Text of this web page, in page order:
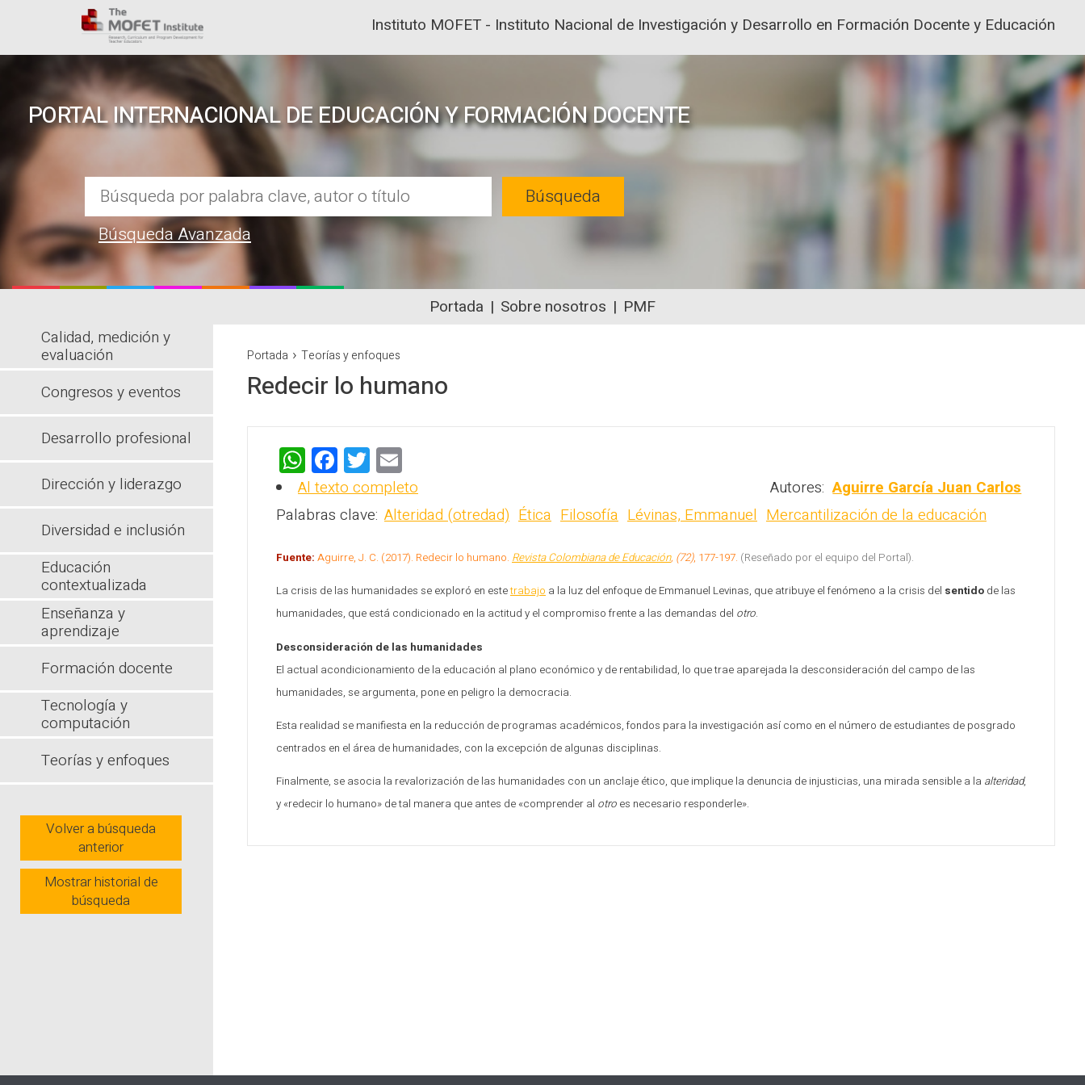
Instituto MOFET - Instituto Nacional de Investigación y Desarrollo en Formación Docente y Educación
PORTAL INTERNACIONAL DE EDUCACIÓN Y FORMACIÓN DOCENTE
REPOSITORIO EN LÍNEA DE CONTENIDOS ACADÉMICOS SOBRE EDUCACIÓN Y FORMACIÓN DEL
Búsqueda
Búsqueda Avanzada
Portada Sobre nosotros PMF
Portada › Teorías y enfoques
Redecir lo humano
W
h
at
A
p
p
F
a
ce
o
o
k
T
wi
tt
m
ai
Autores: Aguirre García Juan Carlos
Palabras clave: Alteridad (otredad) Ética Filosofía Lévinas, Emmanuel Mercantilización de la educación
Al texto completo
Fuente: Aguirre, J. C. (2017). Redecir lo humano. Revista Colombiana de Educación, (72), 177-197. (Reseñado por el equipo del Portal).
La crisis de las humanidades se exploró en estetrabajo a la luz del enfoque de Emmanuel Levinas, que atribuye el fenómeno a la crisis del sentido de las
humanidades, que está condicionado en la actitud y el compromiso frente a las demandas del otro.
Desconsideración de las humanidades
El actual acondicionamiento de la educación al plano económico y de rentabilidad, lo que trae aparejada la desconsideración del campo de las
humanidades, se argumenta, pone en peligro la democracia.
Esta realidad se manifiesta en la reducción de programas académicos, fondos para la investigación así como en el número de estudiantes de posgrado
centrados en el área de humanidades, con la excepción de algunas disciplinas.
Finalmente, se asocia la revalorización de las humanidades con un anclaje ético, que implique la denuncia de injusticias, una mirada sensible a la alteridad,
y «redecir lo humano» de tal manera que antes de «comprender al otro es necesario responderle».
Calidad, medición y
evaluación
Congresos y eventos
Desarrollo profesional
Dirección y liderazgo
Diversidad e inclusión
Educación
contextualizada
Enseñanza y
aprendizaje
Formación docente
Tecnología y
computación
Teorías y enfoques
Volver a búsqueda
anterior
Mostrar historial de
búsqueda